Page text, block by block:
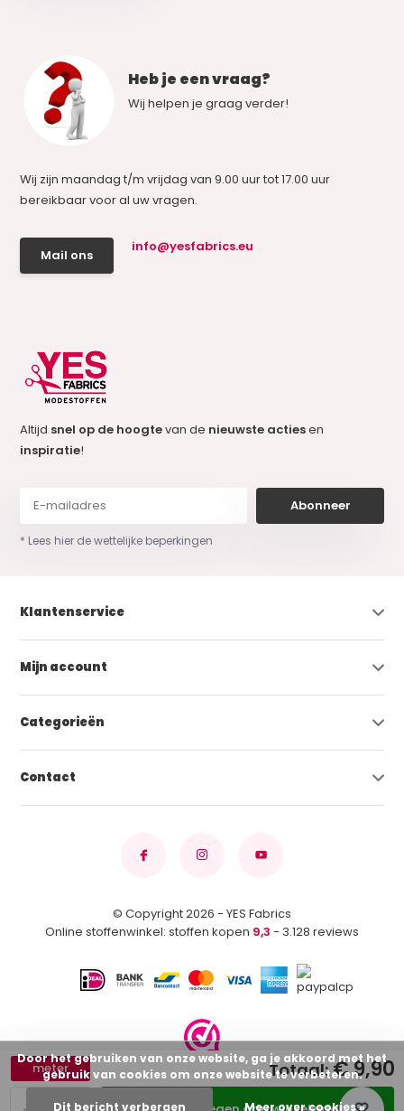
meter Totaal:€ 9,90
Heb je een vraag?
Wij helpen je graag verder!
Wij zijn maandag t/m vrijdag van 9.00 uur tot 17.00 uur
bereikbaar voor al uw vragen.
Mail ons
info@yesfabrics.eu
Altijd snel op de hoogtevan de nieuwste actiesen
inspiratie!
Abonneer
* Lees hier de wettelijke beperkingen
Klantenservice
Mijn account
Categorieën
Contact
© Copyright 2026 - YES Fabrics
Online stoffenwinkel: stoffen kopen 9,3 - 3.128 reviews
Door het gebruiken van onze website, ga je akkoord met het
gebruik van cookies om onze website te verbeteren.
Dit bericht verbergen Meer over cookies »